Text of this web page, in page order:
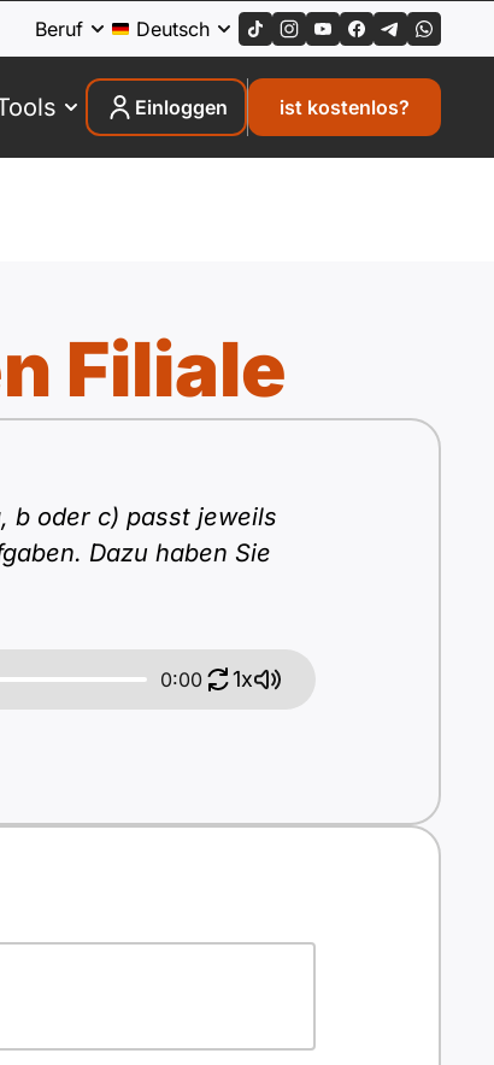
Beruf Deutsch
Einloggen ist kostenlos?
Filiale
b oder c) passt jeweils
Dazu haben Sie
0:00 1x